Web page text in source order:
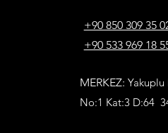
+90 850 309 35
+90 533 969 18
MERKEZ: Yakuplu
No:1 Kat:3 D:64